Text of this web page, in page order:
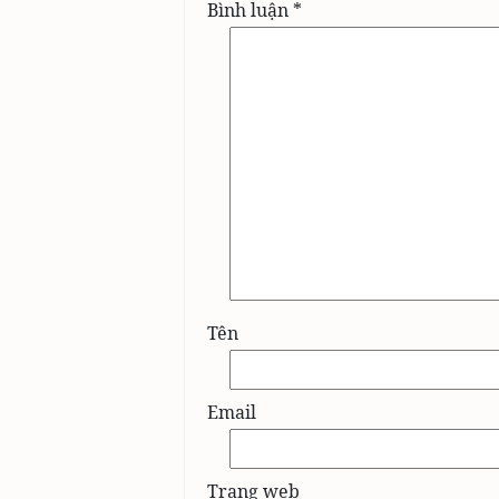
Bình luận *
Tên
Email
Trang web